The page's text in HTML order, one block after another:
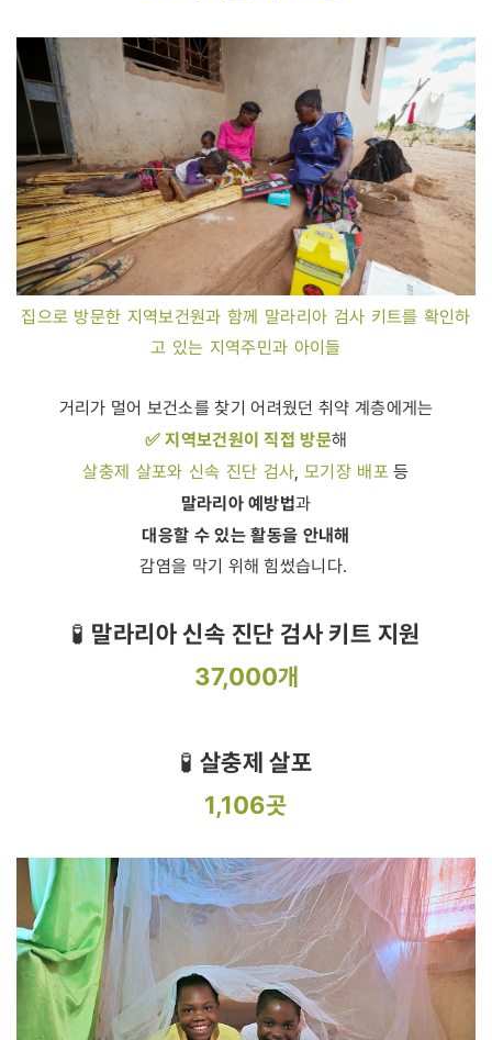
집으로 방문한 지역보건원과 함께 말라리아 검사 키트를 확인하
고 있는 지역주민과 아이들
거리가 멀어 보건소를 찾기 어려웠던 취약 계층에게는
✅ 지역보건원이 직접 방문해
살충제 살포와 신속 진단 검사 ,모기장 배포 등
말라리아 예방법과
대응할 수 있는 활동을 안내해
감염을 막기 위해 힘썼습니다.
🧪 말라리아 신속 진단 검사 키트 지원
37,000개
🧪 살충제 살포
1,106곳